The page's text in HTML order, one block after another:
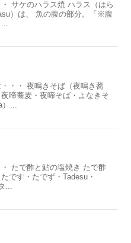
サケのハラス焼 ハラス（はら
）は、 魚の腹の部分。「※腹
・・ 夜鳴きそば（夜鳴き蕎
啼蕎麦・夜啼そば・よなきそ
）...
たで酢と鮎の塩焼き たで酢
たです・たでず・Tadesu・
...